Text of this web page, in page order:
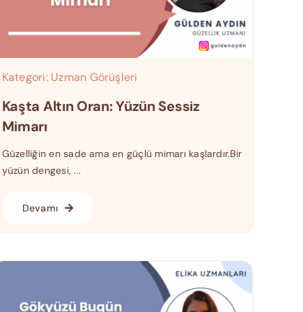
Kategori: Uzman Görüşleri
Kaşta Altın Oran: Yüzün Sessiz
Mimarı
Güzelliğin en sade ama en güçlü mimarı kaşlardır.Bir
yüzün dengesi, ...
Devamı